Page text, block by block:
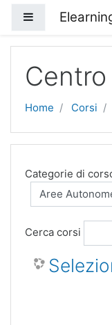
Pannello
Home Corsi
Categorie di
Cerca corsi